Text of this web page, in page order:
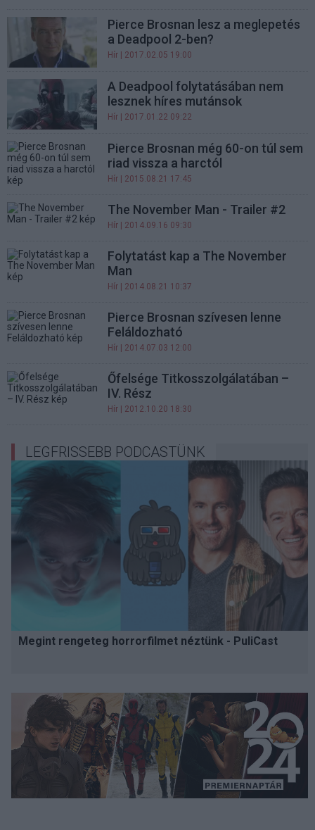
Pierce Brosnan lesz a meglepetés
a Deadpool 2-ben?
Hír | 2017.02.05 19:00
A Deadpool folytatásában nem
lesznek híres mutánsok
Hír | 2017.01.22 09:22
Pierce Brosnan még 60-on túl sem
riad vissza a harctól
Hír | 2015.08.21 17:45
The November Man - Trailer #2
Hír | 2014.09.16 09:30
Folytatást kap a The November
Man
Hír | 2014.08.21 10:37
Pierce Brosnan szívesen lenne
Feláldozható
Hír | 2014.07.03 12:00
Őfelsége Titkosszolgálatában –
IV. Rész
Hír | 2012.10.20 18:30
LEGFRISSEBB PODCASTÜNK
Megint rengeteg horrorfilmet néztünk - PuliCast